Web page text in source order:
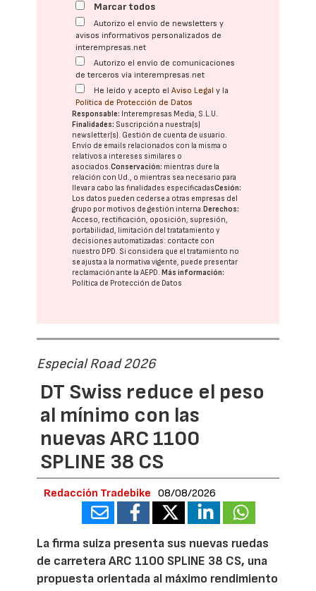
Marcar todos
Autorizo el envío de newsletters y
avisos informativos personalizados de
interempresas.net
Autorizo el envío de comunicaciones
de terceros vía interempresas.net
He leído y acepto elAviso Legal y la
Política de Protección de Datos
Responsable: Interempresas Media, S.L.U.
Finalidades: Suscripción a nuestra(s)
newsletter(s). Gestión de cuenta de usuario.
Envío de emails relacionados con la misma o
relativos a intereses similares o
asociados.Conservación: mientras dure la
relación con Ud., o mientras sea necesario para
llevar a cabo las finalidades especificadasCesión:
Los datos pueden cederse a otras empresas del
grupo por motivos de gestión interna. Derechos:
Acceso, rectificación, oposición, supresión,
portabilidad, limitación del tratatamiento y
decisiones automatizadas: contacte con
nuestro DPD. Si considera que el tratamiento no
se ajusta a la normativa vigente, puede presentar
reclamación ante laAEPD. Más información:
Política de Protección de Datos
Especial Road 2026
DT Swiss reduce el peso
al mínimo con las
nuevas ARC 1100
SPLINE 38 CS
Redacción Tradebike 08/08/2026
La firma suiza presenta sus nuevas ruedas
de carretera ARC 1100 SPLINE 38 CS, una
propuesta orientada al máximo rendimiento